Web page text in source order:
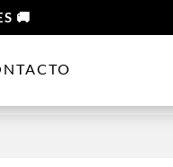
🚚